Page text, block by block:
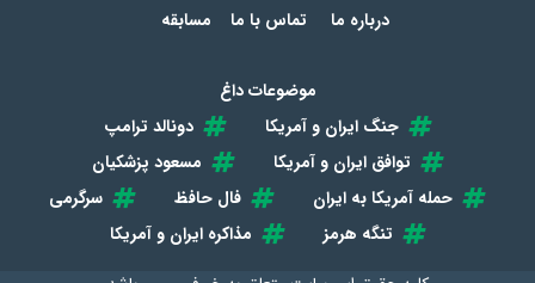
درباره ما تماس با ما مسابقه
موضوعات داغ
جنگ ایران و آمریکا
دونالد ترامپ
توافق ایران و آمریکا
مسعود پزشکیان
حمله آمریکا به ایران
فال حافظ
سرگرمی
تنگه هرمز
مذاکره ایران و آمریکا